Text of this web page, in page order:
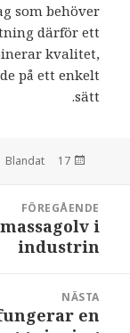
som behöver
därför ett
kvalitet,
på ett enkelt
sätt.
den
17 Maj, 2026
Blandat
FÖREGÅENDE
:
i
industrin
NÄSTA
:
en